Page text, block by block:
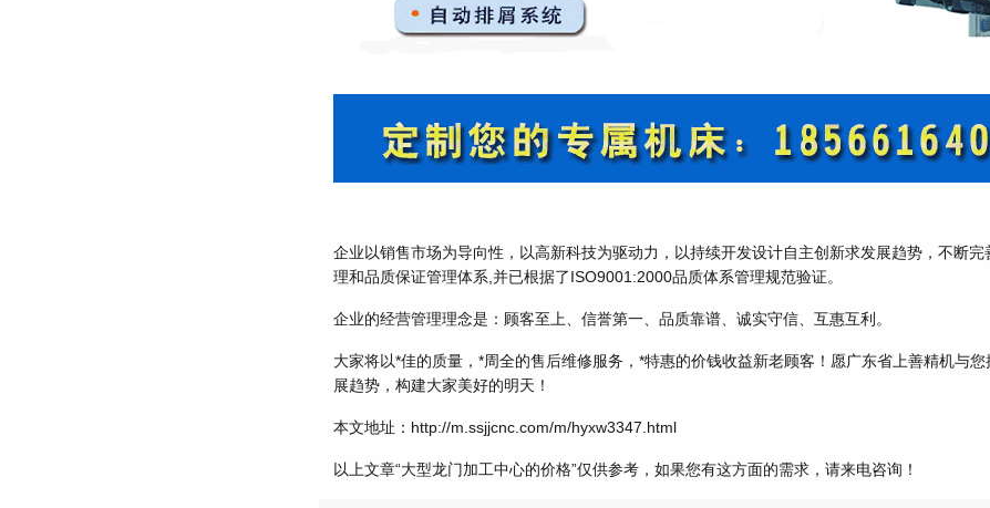
企业以销售市场为导向性，以高新科技为驱动力，以持续开发设计自主创新求发展趋势，不断
理和品质保证管理体系,并已根据了ISO9001:2000品质体系管理规范验证。
企业的经营管理理念是：顾客至上、信誉第一、品质靠谱、诚实守信、互惠互利。
大家将以*佳的质量，*周全的售后维修服务，*特惠的价钱收益新老顾客！愿广东省上善精机与
展趋势，构建大家美好的明天！
本文地址：http://m.ssjjcnc.com/m/hyxw3347.html
以上文章“大型龙门加工中心的价格”仅供参考，如果您有这方面的需求，请来电咨询！